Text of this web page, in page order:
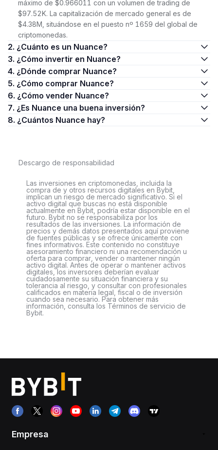
máximo de $0.966011 con un volumen de trading de
$97.52K. La capitalización de mercado general es de
$4.38M, situándose en el puesto nº 1659 del global de
criptomonedas.
2. ¿Cuánto es un Nuance?
3. ¿Cómo invertir en Nuance?
4. ¿Dónde comprar Nuance?
5. ¿Cómo comprar Nuance?
6. ¿Cómo vender Nuance?
7. ¿Es Nuance una buena inversión?
8. ¿Cuántos Nuance hay?
Descargo de responsabilidad
Las inversiones en criptomonedas, incluida la
compra de y otros recursos digitales en Bybit,
implican un riesgo de mercado significativo. Si el
activo digital que buscas no está disponible
actualmente en Bybit, podría estar disponible en el
futuro. Bybit no se responsabiliza por los
resultados de las inversiones. La información de
precios y demás datos presentados aquí proviene
de fuentes públicas y se ofrece únicamente con
fines informativos. Este contenido no constituye
asesoramiento financiero ni una recomendación u
oferta para comprar, vender o mantener ningún
activo digital. Antes de operar o mantener activos
digitales, los inversores deberían evaluar
cuidadosamente su situación financiera y su
tolerancia al riesgo, y consultar con profesionales
calificados en materia legal, fiscal o de inversión
cuando sea necesario. Para obtener más
información, consulta los Términos de servicio de
Bybit.
Empresa